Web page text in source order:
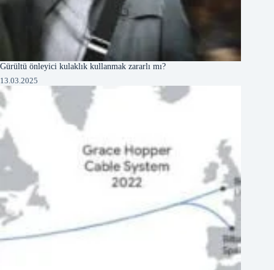
Gürültü önleyici kulaklık kullanmak zararlı mı?
13.03.2025